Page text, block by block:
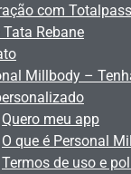
com Totalpass
Tata Rebane
Millbody –
Quero meu app
O que é Personal
Termos de uso e